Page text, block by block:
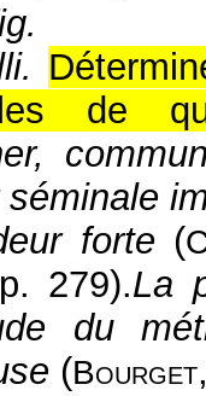
de
séminale
forte (
279).La
du
(Bourget